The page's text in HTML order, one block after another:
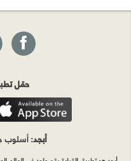
حمّل
أبجد: أسلوب